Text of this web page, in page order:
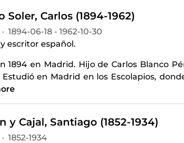
Soler, Carlos (1894-1962)
· 1894-06-18 - 1962-10-30
escritor español.
1894 en Madrid. Hijo de Carlos Blanco
Estudió en Madrid en los Escolapios,
y Cajal, Santiago (1852-1934)
· 1852-1934